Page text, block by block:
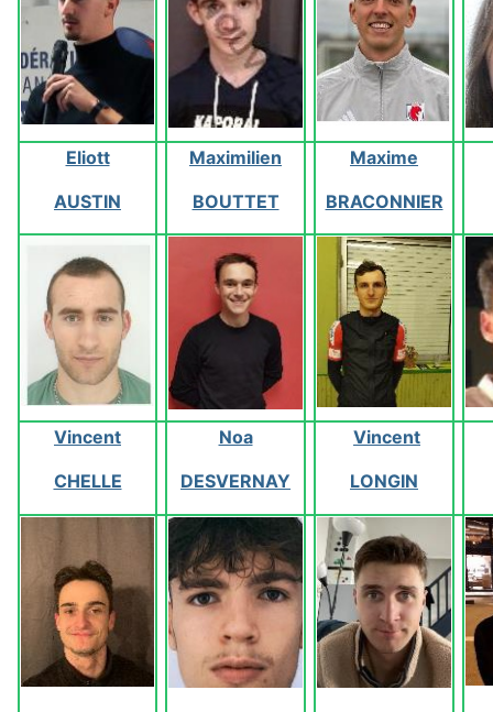
Eliott
AUSTIN
Maximilien
BOUTTET
Maxime
BRACONNIER
Vincent
CHELLE
Noa
DESVERNAY
Vincent
LONGIN